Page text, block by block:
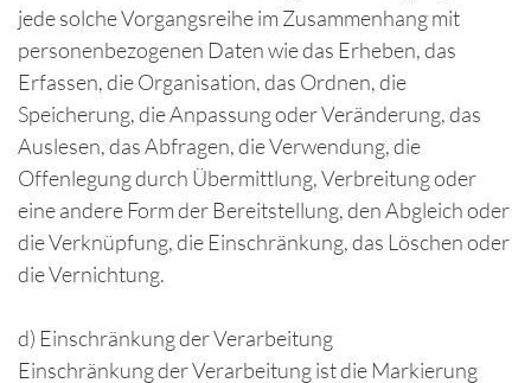
jede solche Vorgangsreihe im Zusammenhang mit
personenbezogenen Daten wie das Erheben, das
Erfassen, die Organisation, das Ordnen, die
Speicherung, die Anpassung oder Veränderung, das
Auslesen, das Abfragen, die Verwendung, die
Offenlegung durch Übermittlung, Verbreitung oder
eine andere Form der Bereitstellung, den Abgleich oder
die Verknüpfung, die Einschränkung, das Löschen oder
die Vernichtung.
d) Einschränkung der Verarbeitung
Einschränkung der Verarbeitung ist die Markierung